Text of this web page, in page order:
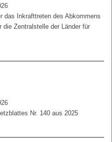
das Inkrafttreten des Abkommens
die Zentralstelle der Länder für
Nr. 140 aus 2025